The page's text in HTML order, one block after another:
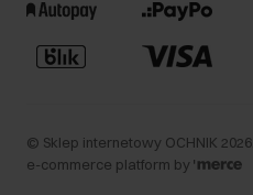
© Sklep internetowy OCHNIK 2026
e-commerce platform by